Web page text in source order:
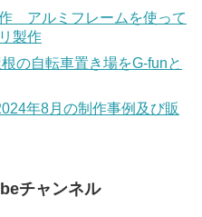
アルミフレームを使って
製作
の自転車置き場をG-funと
年8月の制作事例及び販
チャンネル